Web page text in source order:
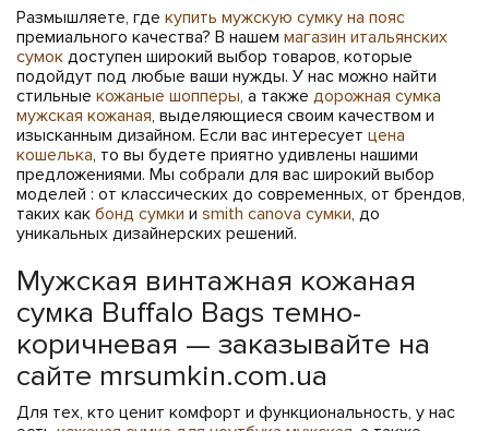
Размышляете, где купить мужскую сумку на пояс
премиального качества? В нашем магазин итальянских
сумок доступен широкий выбор товаров, которые
подойдут под любые ваши нужды. У нас можно найти
стильные кожаные шопперы, а также дорожная сумка
мужская кожаная, выделяющиеся своим качеством и
изысканным дизайном. Если вас интересует цена
кошелька, то вы будете приятно удивлены нашими
предложениями. Мы собрали для вас широкий выбор
моделей : от классических до современных, от брендов,
таких как бонд сумки и smith canova сумки, до
уникальных дизайнерских решений.
Мужская винтажная кожаная
сумка Buffalo Bags темно-
коричневая — заказывайте на
сайте mrsumkin.com.ua
Для тех, кто ценит комфорт и функциональность, у нас